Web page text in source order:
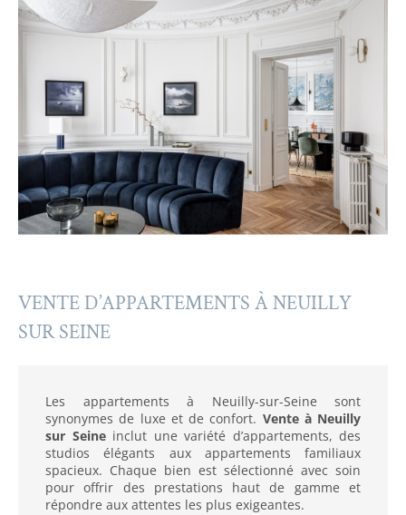
VENTE D’APPARTEMENTS À NEUILLY
SUR SEINE
Les appartements à Neuilly-sur-Seine sont
synonymes de luxe et de confort. Vente à Neuilly
sur Seineinclut une variété d’appartements, des
studios élégants aux appartements familiaux
spacieux. Chaque bien est sélectionné avec soin
pour offrir des prestations haut de gamme et
répondre aux attentes les plus exigeantes.